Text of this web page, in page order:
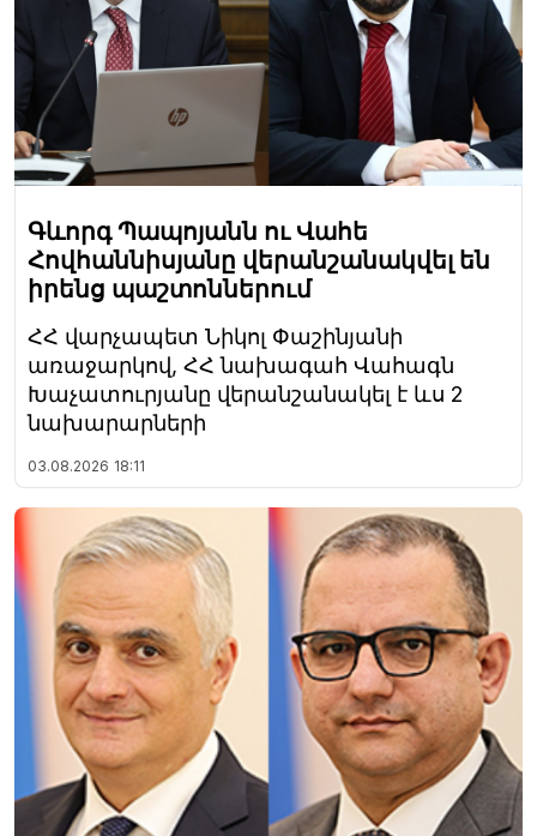
Գևորգ Պապոյանն ու Վահե
Հովհաննիսյանը վերանշանակվել են
իրենց պաշտոններում
ՀՀ վարչապետ Նիկոլ Փաշինյանի
առաջարկով, ՀՀ նախագահ Վահագն
Խաչատուրյանը վերանշանակել է ևս 2
նախարարների
03.08.2026 18:11